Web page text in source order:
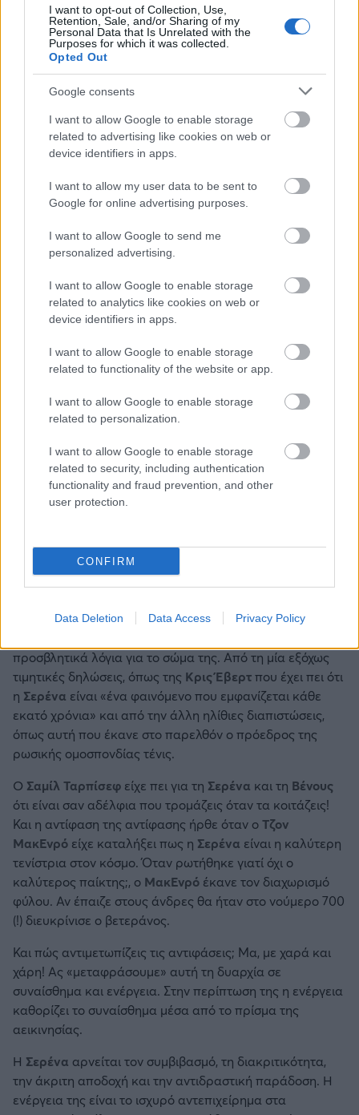
I want to opt-out of Collection, Use,
Retention, Sale, and/or Sharing of my
Personal Data that Is Unrelated with the
Purposes for which it was collected.
Opted Out
Google consents
I want to allow Google to enable storage
related to advertising like cookies on web or
device identifiers in apps.
I want to allow my user data to be sent to
Google for online advertising purposes.
I want to allow Google to send me
personalized advertising.
I want to allow Google to enable storage
related to analytics like cookies on web or
device identifiers in apps.
I want to allow Google to enable storage
related to functionality of the website or app.
I want to allow Google to enable storage
related to personalization.
I want to allow Google to enable storage
related to security, including authentication
functionality and fraud prevention, and other
user protection.
CONFIRM
Data Deletion Data Access Privacy Policy
επιστροφές την ώρα του αγώνα και τα μεγάλα σλάιντ.
Σερέναυπήρξε ακαταμάχητη και μοναδικό φαινόμενο
στον κόσμο του τένις.
Μέχρι τον «Αόρατο
Άνθρωπο» του Έλισον
Το κείμενο δεν τελειώνει εδώ φυσικά. Τα λόγια, τα
αισθήματα, τα κρίματα, τα μικρά και μεγάλα, τα λευκά
πεδίο της φαντασίας.
Εκεί, ηΣερένα Ουίλιαμςβίωνε-βιώνει και αντιμετώπιζε-
αντιμετωπίζει τις αντιφάσεις που προκαλεί κάθε μεγάλος
την αναγνώριση που επέβαλλε το ταλέντο και η αξιοσύνη
δηλώσεις και υποτιμητικά σχόλια. Από τη μία τα
προσβλητικά λόγια για το σώμα της. Από τη μία εξόχως
τιμητικές δηλώσεις, όπως της Κρις Έβερτπου έχει πει ότι
η Σερένα είναι «ένα φαινόμενο που εμφανίζεται κάθε
εκατό χρόνια» και από την άλλη ηλίθιες διαπιστώσεις,
όπως αυτή που έκανε στο παρελθόν ο πρόεδρος της
ρωσικής ομοσπονδίας τένις.
Ο Σαμίλ Ταρπίσεφ είχε πει για τη Σερένα και τη Βένους
ότι είναι σαν αδέλφια που τρομάζεις όταν τα κοιτάζεις!
Και η αντίφαση της αντίφασης ήρθε όταν οΤζον
ΜακΕνρό είχε καταλήξει πως η Σερένα είναι η καλύτερη
τενίστρια στον κόσμο. Όταν ρωτήθηκε γιατί όχι ο
καλύτερος παίκτης;, ο ΜακΕνρό έκανε τον διαχωρισμό
φύλου. Αν έπαιζε στους άνδρες θα ήταν στο νούμερο 700
(!) διευκρίνισε ο βετεράνος.
Και πώς αντιμετωπίζεις τις αντιφάσεις; Μα, με χαρά και
χάρη! Ας «μεταφράσουμε» αυτή τη δυαρχία σε
συναίσθημα και ενέργεια. Στην περίπτωση της η ενέργεια
καθορίζει το συναίσθημα μέσα από το πρίσμα της
αεικινησίας.
Η Σερένα αρνείται τον συμβιβασμό, τη διακριτικότητα,
την άκριτη αποδοχή και την αντιδραστική παράδοση. Η
ενέργεια της είναι το ισχυρό αντεπιχείρημα στα